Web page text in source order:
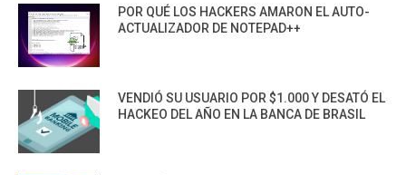
POR QUÉ LOS HACKERS AMARON EL AUTO-
ACTUALIZADOR DE NOTEPAD++
VENDIÓ SU USUARIO POR $1.000 Y DESATÓ EL
HACKEO DEL AÑO EN LA BANCA DE BRASIL